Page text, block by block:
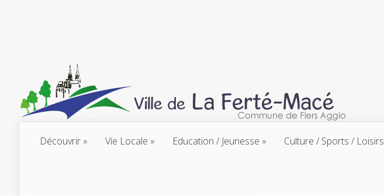
Découvrir Vie Locale Education / Jeunesse Culture / Sports / Loisirs